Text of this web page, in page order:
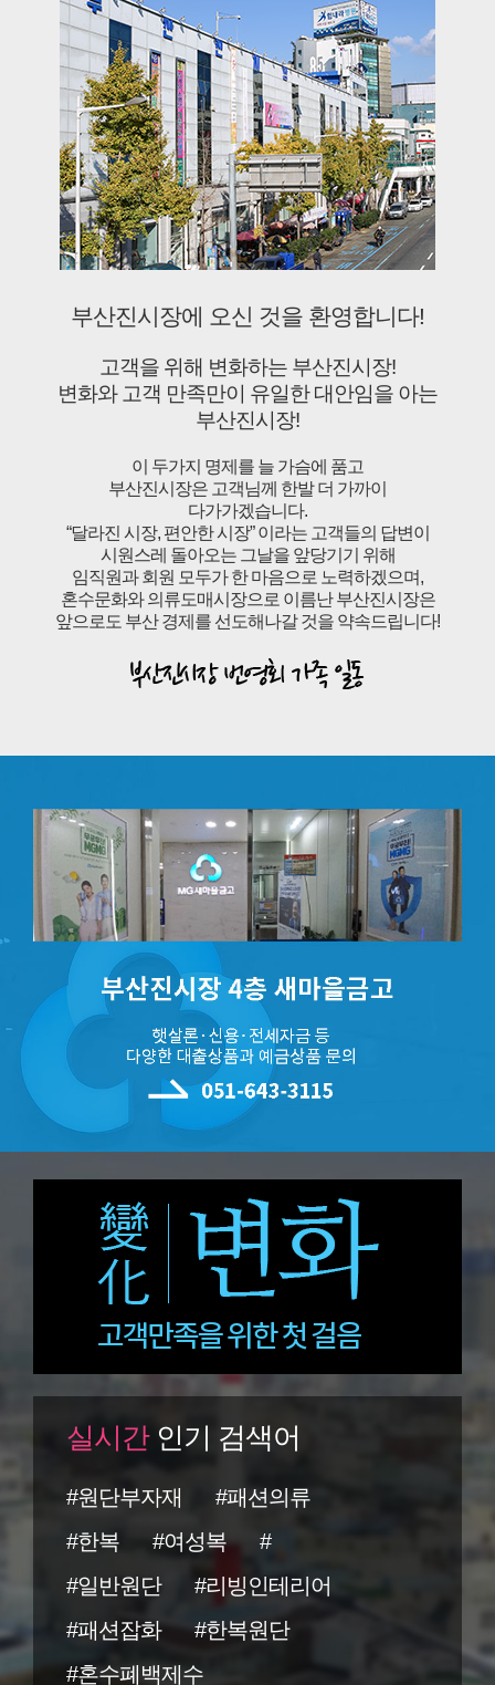
부산진시장에 오신 것을 환영합니다!
고객을 위해 변화하는 부산진시장!
변화와 고객 만족만이 유일한 대안임을 아는
부산진시장!
이 두가지 명제를 늘 가슴에 품고
부산진시장은 고객님께 한발 더 가까이
다가가겠습니다.
“달라진 시장, 편안한 시장” 이라는 고객들의 답변이
시원스레 돌아오는 그날을 앞당기기 위해
임직원과 회원 모두가 한 마음으로 노력하겠으며,
혼수문화와 의류도매시장으로 이름난 부산진시장은
앞으로도 부산 경제를 선도해나갈 것을 약속드립니다!
실시간인기 검색어
#원단부자재
#패션의류
#한복
#여성복
#
#일반원단
#리빙인테리어
#패션잡화
#한복원단
#혼수폐백제수